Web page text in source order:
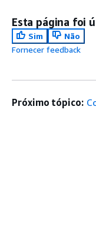
Esta página foi
Sim
Não
Fornecer feedback
Próximo tópico: